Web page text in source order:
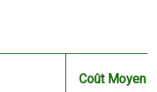
Coût Moyen